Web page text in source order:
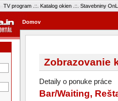
TV program.::. Katalog okien.::. Stavebniny
Domov
Zobrazovanie
Detaily o ponuke práce
Bar/Waiting,